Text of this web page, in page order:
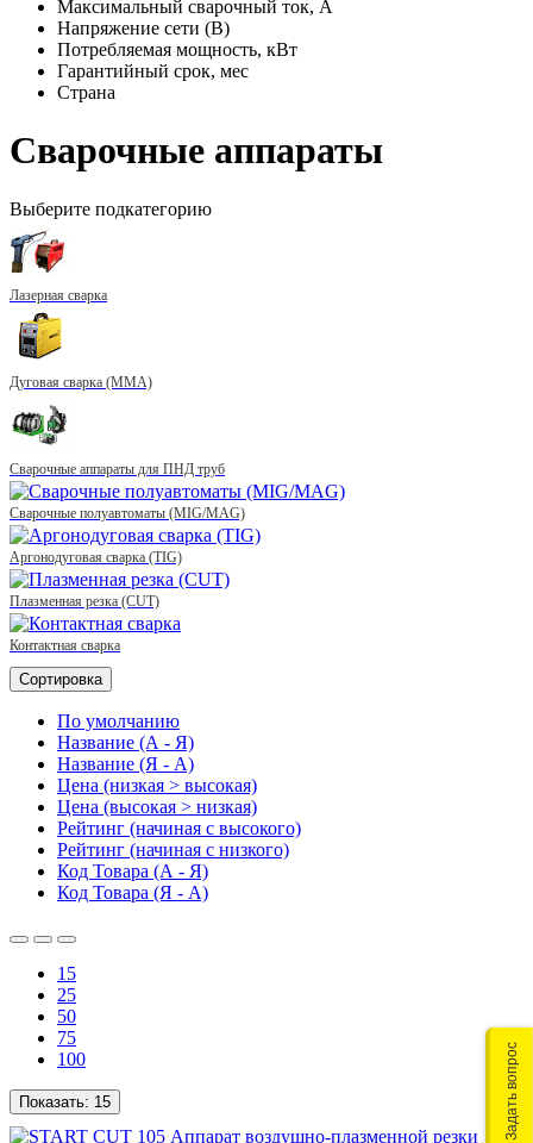
Максимальный сварочный ток, А
Напряжение сети (В)
Потребляемая мощность, кВт
Гарантийный срок, мес
Страна
Сварочные аппараты
Выберите подкатегорию
Лазерная сварка
Дуговая сварка (MMA)
Сварочные аппараты для ПНД труб
Сварочные полуавтоматы (MIG/MAG)
Аргонодуговая сварка (TIG)
Плазменная резка (CUT)
Контактная сварка
Сортировка
По умолчанию
Название (А - Я)
Название (Я - А)
Цена (низкая > высокая)
Цена (высокая > низкая)
Рейтинг (начиная с высокого)
Рейтинг (начиная с низкого)
Код Товара (А - Я)
Код Товара (Я - А)
15
25
50
75
100
Показать: 15 Задать вопрос